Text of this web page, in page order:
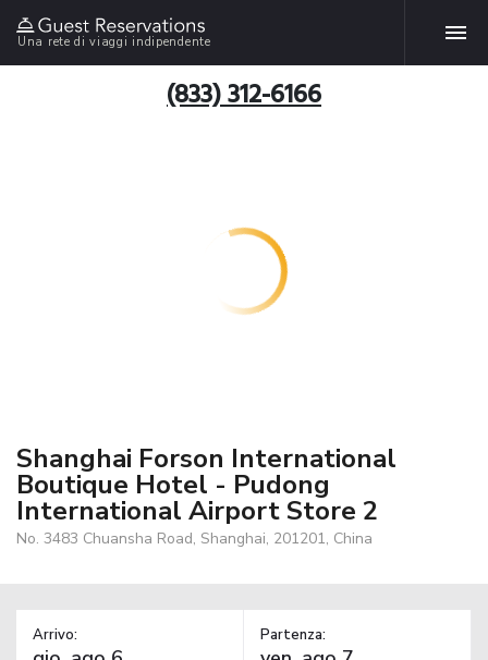
Una rete di viaggi indipendente
(833) 312-6166
Shanghai Forson International
Boutique Hotel - Pudong
International Airport Store 2
No. 3483 Chuansha Road, Shanghai, 201201, China
Arrivo: Partenza: